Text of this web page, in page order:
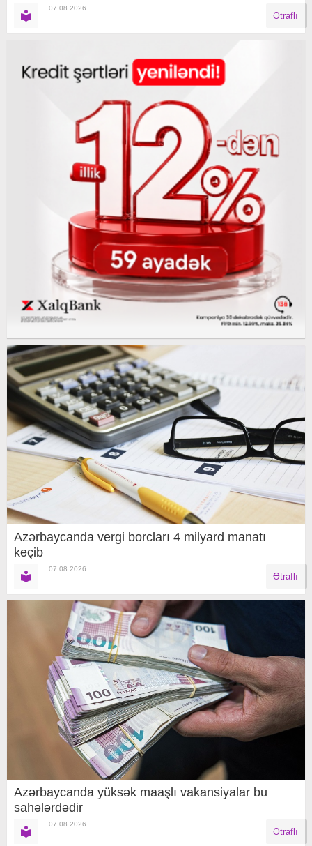
07.08.2026
Ətraflı
Azərbaycanda vergi borcları 4 milyard manatı
keçib
07.08.2026
Ətraflı
Azərbaycanda yüksək maaşlı vakansiyalar bu
sahələrdədir
07.08.2026
Ətraflı